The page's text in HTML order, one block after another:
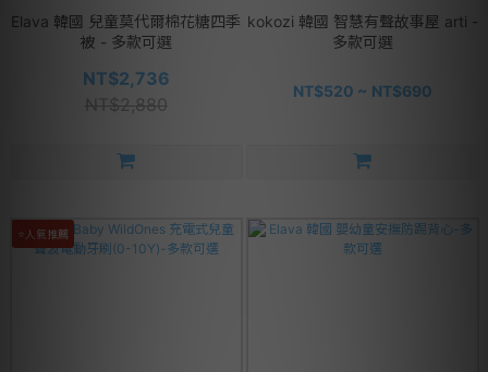
Elava 韓國 兒童莫代爾棉花糖四季
被 - 多款可選
NT$2,736
NT$2,880
kokozi 韓國 智慧有聲故事屋 arti -
多款可選
NT$520 ~ NT$690
⭐人氣推薦